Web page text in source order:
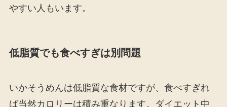
やすい人もいます。
低脂質でも食べすぎは別問題
いかそうめんは低脂質な食材ですが、食べすぎれ
ば当然カロリーは積み重なります。ダイエット中